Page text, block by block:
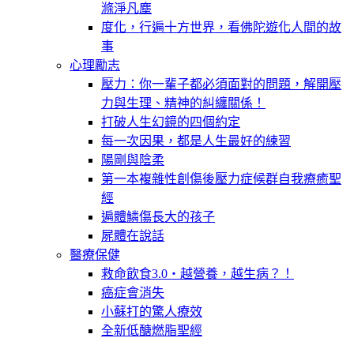
滌淨凡塵
度化，行遍十方世界，看佛陀遊化人間的故
事
心理勵志
壓力：你一輩子都必須面對的問題，解開壓
力與生理、精神的糾纏關係！
打破人生幻鏡的四個約定
每一次因果，都是人生最好的練習
陽剛與陰柔
第一本複雜性創傷後壓力症候群自我療癒聖
經
遍體鱗傷長大的孩子
屍體在說話
醫療保健
救命飲食3.0‧越營養，越生病？！
癌症會消失
小蘇打的驚人療效
全新低醣燃脂聖經